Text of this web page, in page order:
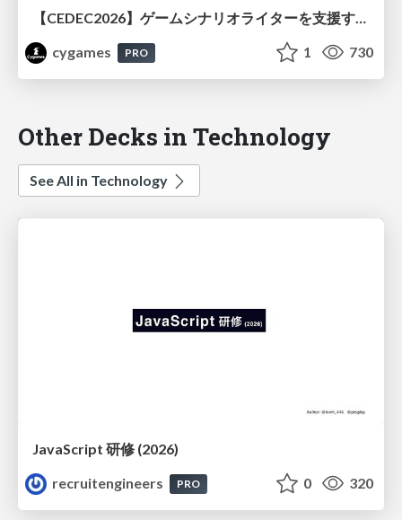
【CEDEC2026】ゲームシナリオライターを支援するAIツール開発の実践 ― 設計とプロンプトの工夫 ―
cygames
PRO 1 730
Other Decks in Technology
See All in Technology
JavaScript 研修 (2026)
recruitengineers
PRO 0 320